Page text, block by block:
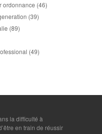
ordonnance (46)
(39)
(89)
(49)
la difficulté à
en train de réussir